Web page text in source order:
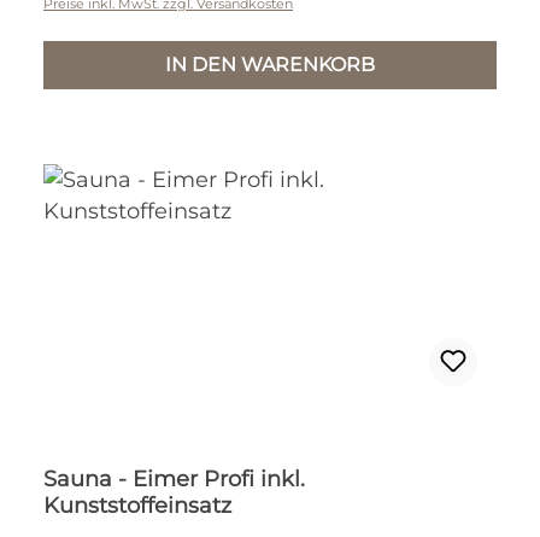
Preise inkl. MwSt. zzgl. Versandkosten
IN DEN WARENKORB
Sauna - Eimer Profi inkl.
Kunststoffeinsatz